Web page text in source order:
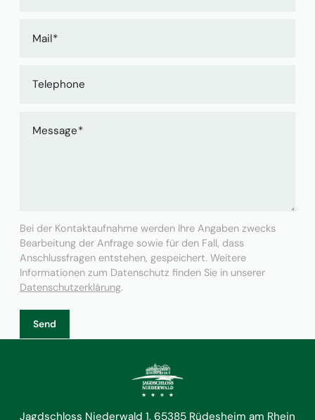
Mail
Telephone
Message
Bei der Kontaktaufnahme werden Ihre Angaben zwecks
Bearbeitung der Anfrage sowie für den Fall, dass
Anschlussfragen entstehen, gespeichert. Weitere
Informationen zum Datenschutz finden Sie in unserer
Datenschutzerklärung.
Send
Jagdschloss Niederwald 1 65385 Rüdesheim am Rhein